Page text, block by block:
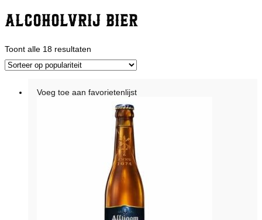
Alcoholvrij bier
Toont alle 18 resultaten
op
populariteit
Voeg toe aan favorietenlijst